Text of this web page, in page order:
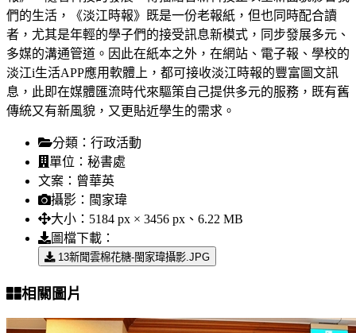
們的生活，《淡江時報》既是一份老報紙，但也同時配合讀
者，尤其是年輕的學子們的接受訊息新模式，同步發展多元、
多媒的溝通管道。因此在紙本之外，在網站、電子報、學校的
淡江i生活APP應用軟體上，都可接收淡江時報的豐富圖文訊
息，此即在媒體匯流時代來驅策自己提供多元的服務，既有舊
傳統又有新風貌，又更貼近學生的需求。
分類： 行政活動
單位： 秘書處
文案： 曾華英
攝影： 閩家瑋
大小： 5184 px × 3456 px、6.22 MB
圖檔下載：
13新聞雲棉花糖-閩家瑋攝影.JPG
相關圖片